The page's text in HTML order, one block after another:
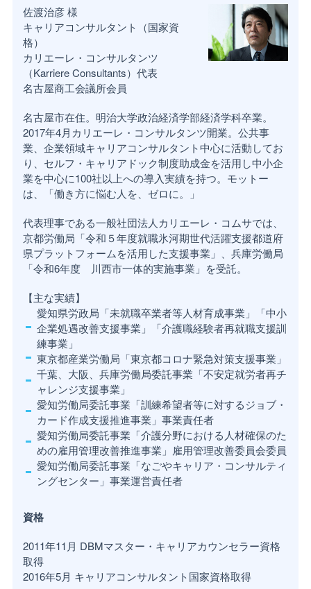
佐渡治彦 様
キャリアコンサルタント（国家資
格）
カリエーレ・コンサルタンツ
（Karriere Consultants）代表
名古屋商工会議所会員
名古屋市在住。明治大学政治経済学部経済学科卒業。
2017年4月カリエーレ・コンサルタンツ開業。公共事
業、企業領域キャリアコンサルタント中心に活動してお
り、セルフ・キャリアドック制度助成金を活用し中小企
業を中心に100社以上への導入実績を持つ。モットー
は、「働き方に悩む人を、ゼロに。」
代表理事である一般社団法人カリエーレ・コムサでは、
京都労働局「令和５年度就職氷河期世代活躍支援都道府
県プラットフォームを活用した支援事業」、兵庫労働局
「令和6年度 川西市一体的実施事業」を受託。
【主な実績】
愛知県労政局「未就職卒業者等人材育成事業」「中小
企業処遇改善支援事業」「介護職経験者再就職支援訓
練事業」
東京都産業労働局「東京都コロナ緊急対策支援事業」
千葉、大阪、兵庫労働局委託事業「不安定就労者再チ
ャレンジ支援事業」
愛知労働局委託事業「訓練希望者等に対するジョブ・
カード作成支援推進事業」事業責任者
愛知労働局委託事業「介護分野における人材確保のた
めの雇用管理改善推進事業」雇用管理改善委員会委員
愛知労働局委託事業「なごやキャリア・コンサルティ
ングセンター」事業運営責任者
資格
2011年11月 DBMマスター・キャリアカウンセラー資格
取得
2016年5月 キャリアコンサルタント国家資格取得